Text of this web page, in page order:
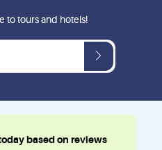
based on reviews
to tours and hotels!